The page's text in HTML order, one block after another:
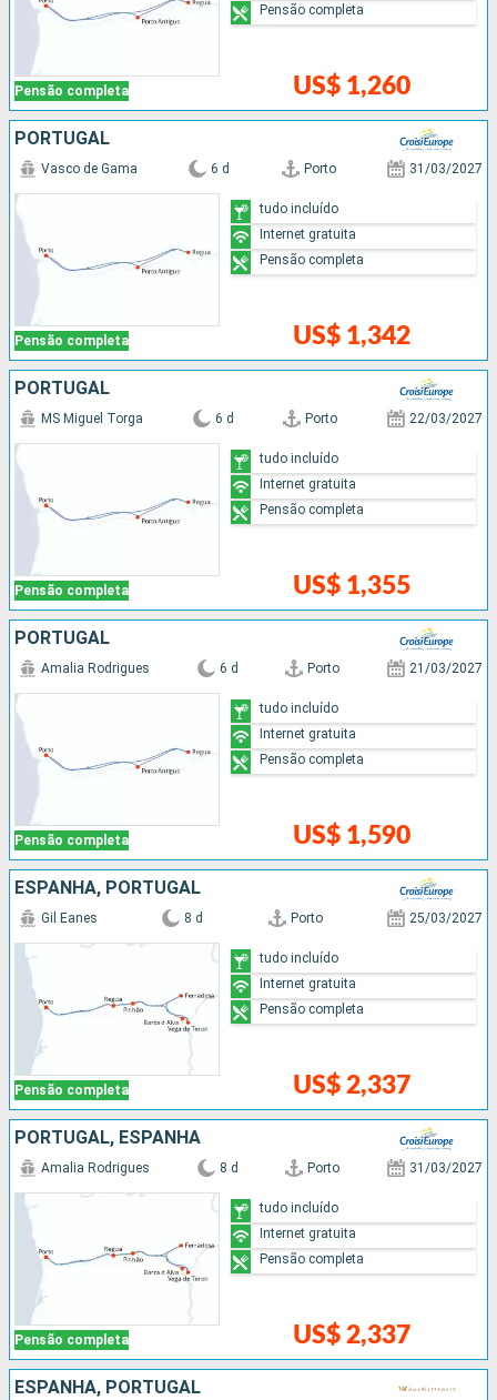
Pensão completa US$ 1,260
Pensão completa
PORTUGAL
Pensão completa
Vasco de Gama 6 d Porto 31/03/2027
US$ 1,342
tudo incluído
Internet gratuita
Pensão completa
PORTUGAL
Pensão completa
MS Miguel Torga 6 d Porto 22/03/2027
US$ 1,355
tudo incluído
Internet gratuita
Pensão completa
PORTUGAL
Pensão completa
Amalia Rodrigues 6 d Porto 21/03/2027
US$ 1,590
tudo incluído
Internet gratuita
Pensão completa
ESPANHA, PORTUGAL
Pensão completa
Gil Eanes 8 d Porto 25/03/2027
US$ 2,337
tudo incluído
Internet gratuita
Pensão completa
PORTUGAL, ESPANHA
Pensão completa
Amalia Rodrigues 8 d Porto 31/03/2027
US$ 2,337
tudo incluído
Internet gratuita
Pensão completa
ESPANHA, PORTUGAL